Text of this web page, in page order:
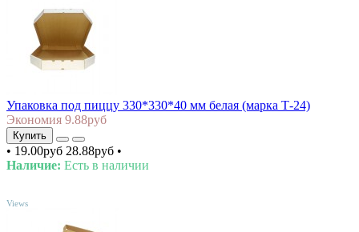
Упаковка под пиццу 330*330*40 мм белая (марка Т-24)
Экономия 9.88руб
Купить
• 19.00руб 28.88руб •
Наличие: Есть в наличии
Views